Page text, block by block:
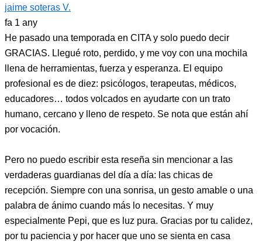
jaime soteras V.
fa 1 any
He pasado una temporada en CITA y solo puedo decir
GRACIAS. Llegué roto, perdido, y me voy con una mochila
llena de herramientas, fuerza y esperanza. El equipo
profesional es de diez: psicólogos, terapeutas, médicos,
educadores… todos volcados en ayudarte con un trato
humano, cercano y lleno de respeto. Se nota que están ahí
por vocación.
Pero no puedo escribir esta reseña sin mencionar a las
verdaderas guardianas del día a día: las chicas de
recepción. Siempre con una sonrisa, un gesto amable o una
palabra de ánimo cuando más lo necesitas. Y muy
especialmente Pepi, que es luz pura. Gracias por tu calidez,
por tu paciencia y por hacer que uno se sienta en casa